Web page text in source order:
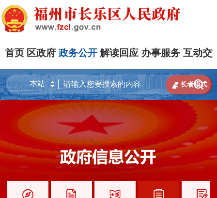
首页 区政府 政务公开 解读回应 办事服务 互动交

 长者模式